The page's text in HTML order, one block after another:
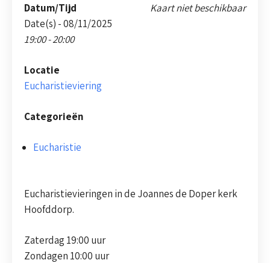
Kaart niet beschikbaar
Datum/Tijd
Date(s) - 08/11/2025
19:00 - 20:00
Locatie
Eucharistieviering
Categorieën
Eucharistie
Eucharistievieringen in de Joannes de Doper kerk
Hoofddorp.
Zaterdag 19:00 uur
Zondagen 10:00 uur